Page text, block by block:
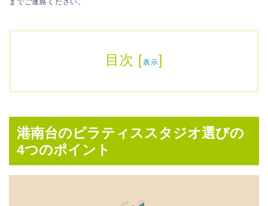
までご連絡ください。
目次 [表示]
港南台のピラティススタジオ選びの
4つのポイント